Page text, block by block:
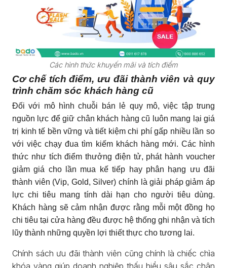
Các hình thức khuyến mãi và tích điểm
Cơ chế tích điểm, ưu đãi thành viên và quy
trình chăm sóc khách hàng cũ
Đối với mô hình chuỗi bán lẻ quy mô, việc tập trung
nguồn lực để giữ chân khách hàng cũ luôn mang lại giá
trị kinh tế bền vững và tiết kiệm chi phí gấp nhiều lần so
với việc chạy đua tìm kiếm khách hàng mới. Các hình
thức như tích điểm thưởng điện tử, phát hành voucher
giảm giá cho lần mua kế tiếp hay phân hạng ưu đãi
thành viên (Vip, Gold, Silver) chính là giải pháp giảm áp
lực chi tiêu mang tính dài hạn cho người tiêu dùng.
Khách hàng sẽ cảm nhận được rằng mỗi một đồng họ
chi tiêu tại cửa hàng đều được hệ thống ghi nhận và tích
lũy thành những quyền lợi thiết thực cho tương lai.
Chính sách ưu đãi thành viên cũng chính là chiếc chìa
khóa vàng giúp doanh nghiệp thấu hiểu sâu sắc chân